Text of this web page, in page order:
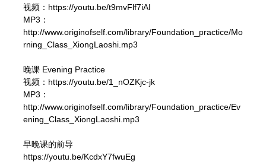
生死大事揭秘
第八讲
03:13:27
生死大事揭秘
第九讲
03:22:44
生死大事揭秘
第十讲
❤️ 中阴身是怎么回事？中阴救度。
❤️ 祭祀祖先、获得祖先在天的保佑、在灵界的护佑，
通常说祖先显灵。子孙以祭祀不绝。
❤️ 天医学：丢魂落魄症、鬼神扰乱病、魂神不宁、祖
先惩戒、神明惩戒、六神无主。各类精神病。道医学里
对各类邪鬼的分类。祝由十三科。
视频：https://youtu.be/t9mvFlf7iAI
MP3：
http://www.originofself.com/library/Foundation_practice/Mo
rning_Class_XiongLaoshi.mp3
晚课 Evening Practice
视频：https://youtu.be/1_nOZKjc-jk
MP3：
http://www.originofself.com/library/Foundation_practice/Ev
ening_Class_XiongLaoshi.mp3
早晚课的前导
https://youtu.be/KcdxY7fwuEg